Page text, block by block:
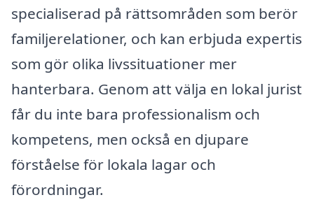
specialiserad på rättsområden som berör
familjerelationer, och kan erbjuda expertis
som gör olika livssituationer mer
hanterbara. Genom att välja en lokal jurist
får du inte bara professionalism och
kompetens, men också en djupare
förståelse för lokala lagar och
förordningar.